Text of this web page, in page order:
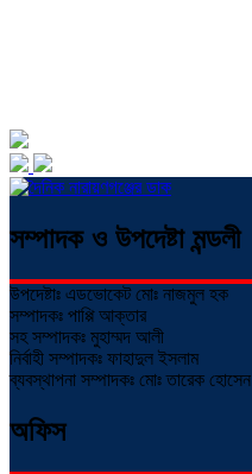
সম্পাদক ও উপদেষ্টা মন্ডলী
উপদেষ্টাঃ এডভোকেট মোঃ নাজমুল হক
সম্পাদকঃ পাপ্পি আক্তার
সহ সম্পাদকঃ মুহাম্মদ আলী
নির্বাহী সম্পাদকঃ ফাহাদুল ইসলাম
ব্যবস্থাপনা সম্পাদকঃ মোঃ তারেক হোসেন
অফিস